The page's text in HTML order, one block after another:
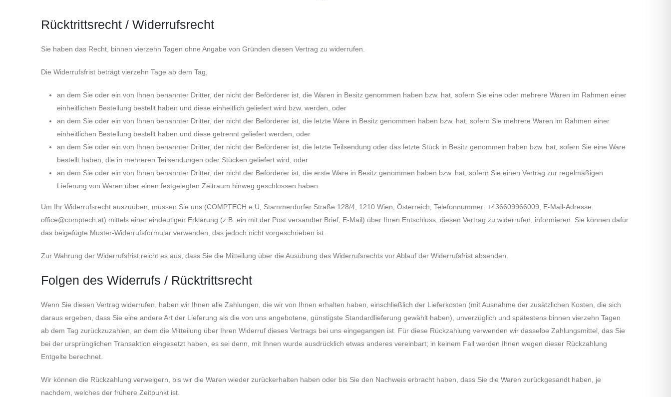
Rücktrittsrecht / Widerrufsrecht
Sie haben das Recht, binnen vierzehn Tagen ohne Angabe von Gründen diesen Vertrag zu widerrufen.
Die Widerrufsfrist beträgt vierzehn Tage ab dem Tag,
an dem Sie oder ein von Ihnen benannter Dritter, der nicht der Beförderer ist, die Waren in Besitz genommen haben bzw. hat, sofern Sie eine oder mehrere Waren im Rahmen einer
einheitlichen Bestellung bestellt haben und diese einheitlich geliefert wird bzw. werden, oder
an dem Sie oder ein von Ihnen benannter Dritter, der nicht der Beförderer ist, die letzte Ware in Besitz genommen haben bzw. hat, sofern Sie mehrere Waren im Rahmen einer
einheitlichen Bestellung bestellt haben und diese getrennt geliefert werden, oder
an dem Sie oder ein von Ihnen benannter Dritter, der nicht der Beförderer ist, die letzte Teilsendung oder das letzte Stück in Besitz genommen haben bzw. hat, sofern Sie eine Ware
bestellt haben, die in mehreren Teilsendungen oder Stücken geliefert wird, oder
an dem Sie oder ein von Ihnen benannter Dritter, der nicht der Beförderer ist, die erste Ware in Besitz genommen haben bzw. hat, sofern Sie einen Vertrag zur regelmäßigen
Lieferung von Waren über einen festgelegten Zeitraum hinweg geschlossen haben.
Um Ihr Widerrufsrecht auszuüben, müssen Sie uns (COMPTECH e.U, Stammerdorfer Straße 128/4, 1210 Wien, Österreich, Telefonnummer: +436609966009, E-Mail-Adresse:
office@comptech.at) mittels einer eindeutigen Erklärung (z.B. ein mit der Post versandter Brief, E-Mail) über Ihren Entschluss, diesen Vertrag zu widerrufen, informieren. Sie können dafür
das beigefügte Muster-Widerrufsformular verwenden, das jedoch nicht vorgeschrieben ist.
Zur Wahrung der Widerrufsfrist reicht es aus, dass Sie die Mitteilung über die Ausübung des Widerrufsrechts vor Ablauf der Widerrufsfrist absenden.
Folgen des Widerrufs / Rücktrittsrecht
Wenn Sie diesen Vertrag widerrufen, haben wir Ihnen alle Zahlungen, die wir von Ihnen erhalten haben, einschließlich der Lieferkosten (mit Ausnahme der zusätzlichen Kosten, die sich
daraus ergeben, dass Sie eine andere Art der Lieferung als die von uns angebotene, günstigste Standardlieferung gewählt haben), unverzüglich und spätestens binnen vierzehn Tagen
ab dem Tag zurückzuzahlen, an dem die Mitteilung über Ihren Widerruf dieses Vertrags bei uns eingegangen ist. Für diese Rückzahlung verwenden wir dasselbe Zahlungsmittel, das Sie
bei der ursprünglichen Transaktion eingesetzt haben, es sei denn, mit Ihnen wurde ausdrücklich etwas anderes vereinbart; in keinem Fall werden Ihnen wegen dieser Rückzahlung
Entgelte berechnet.
Wir können die Rückzahlung verweigern, bis wir die Waren wieder zurückerhalten haben oder bis Sie den Nachweis erbracht haben, dass Sie die Waren zurückgesandt haben, je
nachdem, welches der frühere Zeitpunkt ist.